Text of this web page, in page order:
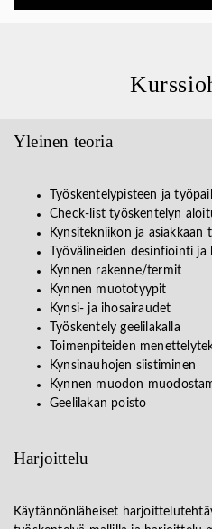
Yleinen teoria
Työskentelypisteen ja
Check-list työskentelyn
Kynsitekniikon ja asiakkaan
Työvälineiden desinfiointi ja
Kynnen rakenne/termit
Kynnen muototyypit
Kynsi- ja ihosairaudet
Työskentely geelilakalla
Toimenpiteiden
Kynsinauhojen siistiminen
Kynnen muodon
Geelilakan poisto
Harjoittelu
Käytännönläheiset